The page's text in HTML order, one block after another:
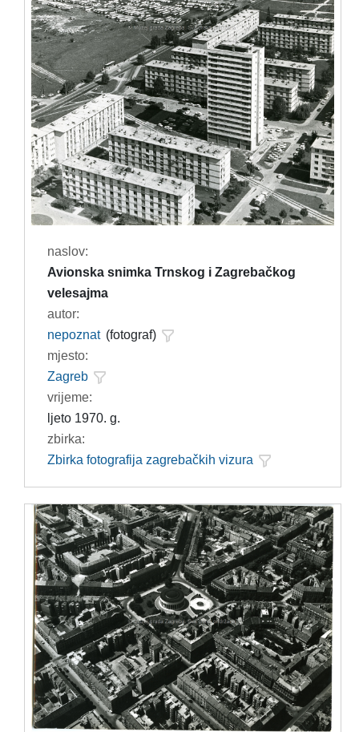
naslov:
Avionska snimka Trnskog i Zagrebačkog
velesajma
autor:
nepoznat (fotograf)
mjesto:
Zagreb
vrijeme:
ljeto 1970. g.
zbirka:
Zbirka fotografija zagrebačkih vizura